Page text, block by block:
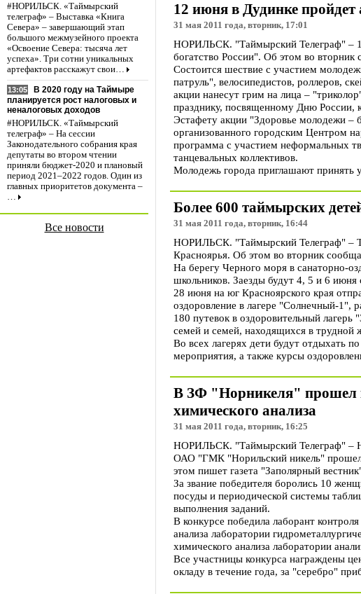
#НОРИЛЬСК. «Таймырский
телеграф» – Выставка «Книга
Севера» – завершающий этап
большого межмузейного проекта
«Освоение Севера: тысяча лет
успеха». Три сотни уникальных
артефактов расскажут свои…
13:05
В 2020 году на Таймыре
планируется рост налоговых и
неналоговых доходов
#НОРИЛЬСК. «Таймырский
телеграф» – На сессии
Законодательного собрания края
депутаты во втором чтении
приняли бюджет-2020 и плановый
период 2021–2022 годов. Один из
главных приоритетов документа –
…
Все новости
12 июня в Дудинке пройдет
31 мая 2011 года, вторник, 17:01
НОРИЛЬСК. "Таймырский Телеграф" –
богатство России". Об этом во
Состоится шествие с участием
патруль", велосипедистов, роллеров,
акции нанесут грим на лица –
празднику, посвященному Дню России,
Эстафету акции "Здоровье молодежи –
организованного городским Центром
программа с участием неформальных
танцевальных коллективов.
Молодежь города приглашают принять
Более 600 таймырских
31 мая 2011 года, вторник, 16:44
НОРИЛЬСК. "Таймырский Телеграф" –
Красноярья. Об этом во вторник
На берегу Черного моря в санаторно-
школьников. Заезды будут 4, 5 и 6 июня
28 июня на юг Красноярского края
оздоровление в лагере "Солнечный-1",
180 путевок в оздоровительный
семей и семей, находящихся в трудной
Во всех лагерях дети будут отдыхать
мероприятия, а также курсы
В ЗФ "Норникеля" прошел
химического анализа
31 мая 2011 года, вторник, 16:25
НОРИЛЬСК. "Таймырский Телеграф" –
ОАО "ГМК "Норильский никель" прошел
этом пишет газета "Заполярный
За звание победителя боролись 10
посуды и периодической системы
выполнения заданий.
В конкурсе победила лаборант
анализа лаборатории
химического анализа лаборатории
Все участницы конкурса награждены
окладу в течение года, за "серебро"